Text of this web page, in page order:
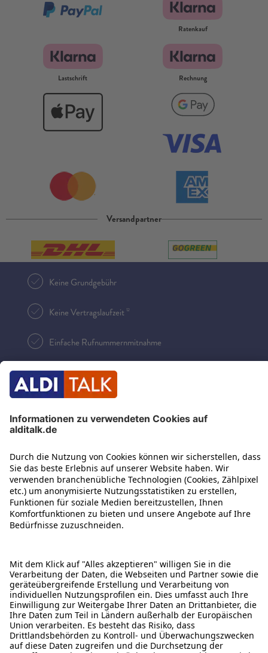
Ratenkauf
Lastschrift Rechnung
Versandpartner
Keine Grundgebühr
Keine Vertragslaufzeit 12
Einfache Rufnummernmitnahme
ÜBER DIESE SEITE
ALDI TALK WEBSHOP
ALDI TALK MOBILFUNK